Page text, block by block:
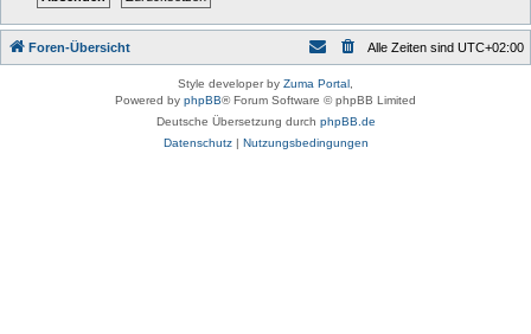
Foren-Übersicht Alle Zeiten sind UTC+02:00
Style developer by Zuma Portal
Powered by phpBB® Forum Software © phpBB Limited
Deutsche Übersetzung durch phpBB.de
Datenschutz| Nutzungsbedingungen